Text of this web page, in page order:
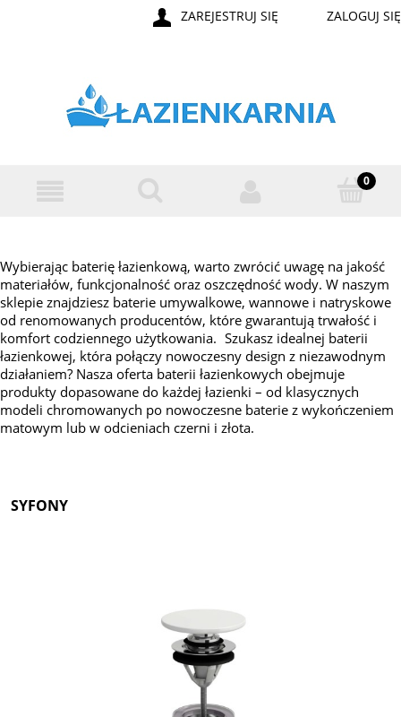
ZAREJESTRUJ SIĘ ZALOGUJ SIĘ
Wybierając baterię łazienkową, warto zwrócić uwagę na jakość
materiałów, funkcjonalność oraz oszczędność wody. W naszym
sklepie znajdziesz baterie umywalkowe, wannowe i natryskowe
od renomowanych producentów, które gwarantują trwałość i
komfort codziennego użytkowania. Szukasz idealnej baterii
łazienkowej, która połączy nowoczesny design z niezawodnym
działaniem? Nasza oferta baterii łazienkowych obejmuje
produkty dopasowane do każdej łazienki – od klasycznych
modeli chromowanych po nowoczesne baterie z wykończeniem
matowym lub w odcieniach czerni i złota.
SYFONY